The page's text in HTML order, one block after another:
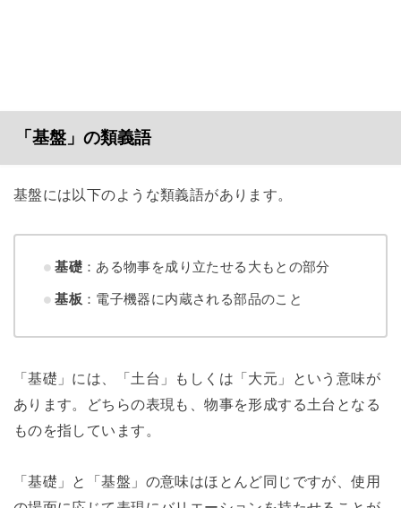
「基盤」の類義語
基盤には以下のような類義語があります。
基礎：ある物事を成り立たせる大もとの部分
基板 ：電子機器に内蔵される部品のこと
「基礎」には、「土台」もしくは「大元」という意味が
あります。どちらの表現も、物事を形成する土台となる
ものを指しています。
「基礎」と「基盤」の意味はほとんど同じですが、使用